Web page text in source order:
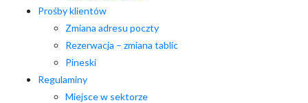
Prośby klientów
Zmiana adresu poczty
Rezerwacja – zmiana tablic
Pineski
Regulaminy
Miejsce w sektorze